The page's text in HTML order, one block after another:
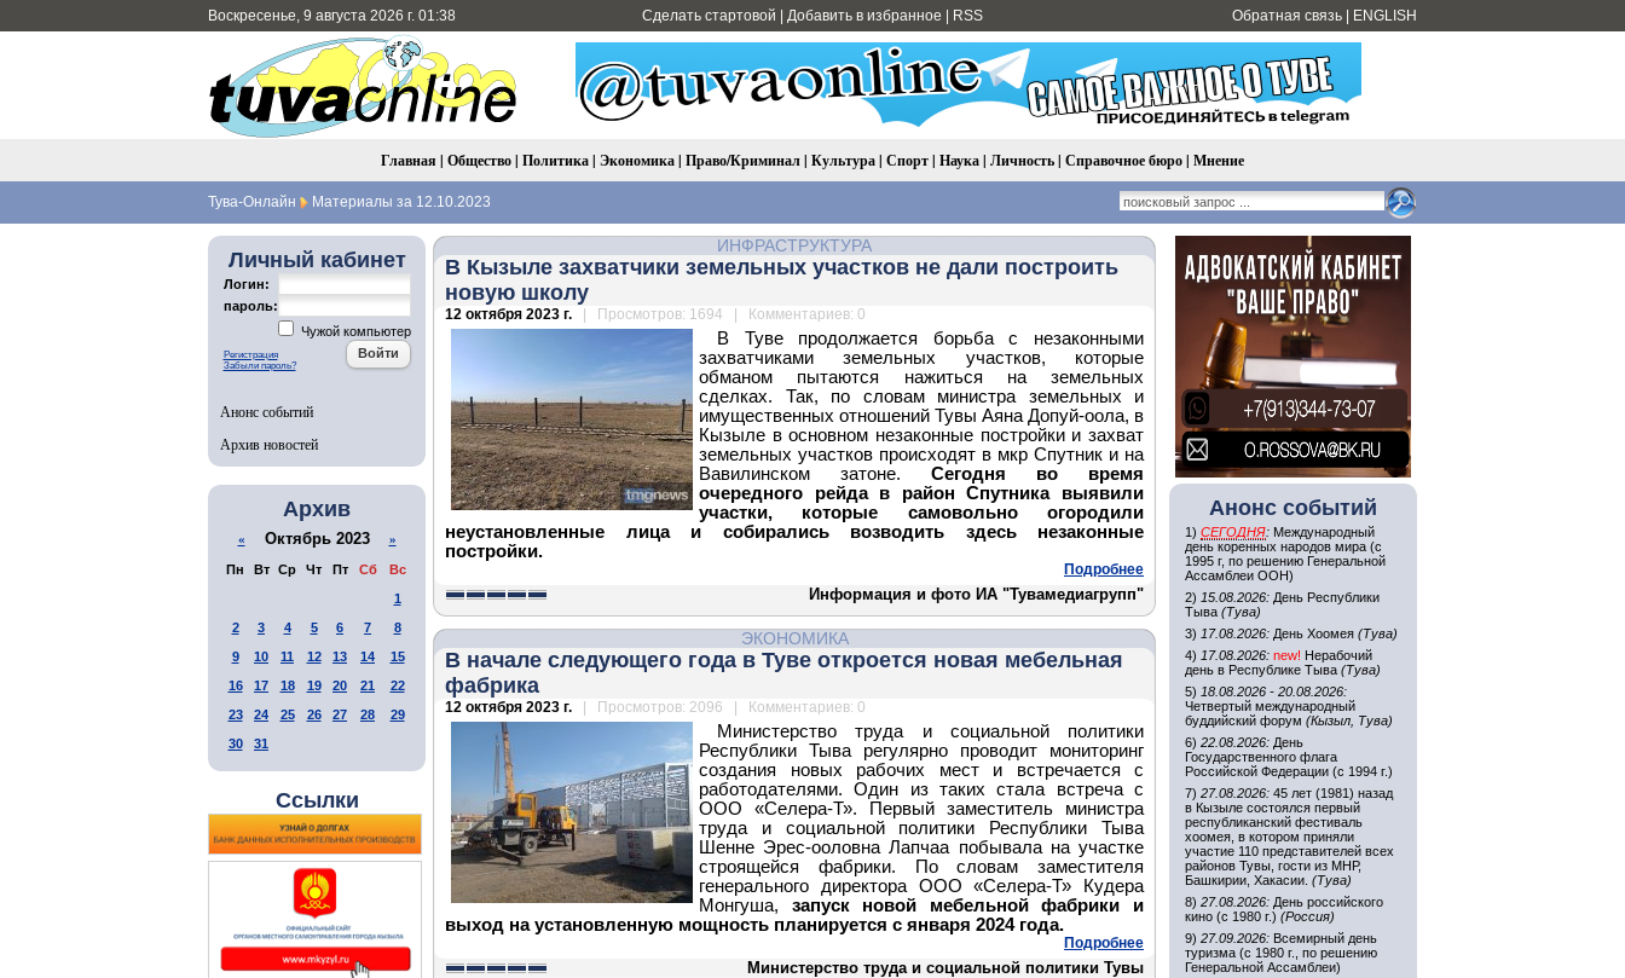
Воскресенье, 9 августа 2026 г. 01:38 Сделать стартовой Добавить в избранное RSS Обратная связь ENGLISH
Главная | Общество| Политика| Экономика| Право/Криминал| Культура| Спорт| Наука| Личность| Справочное бюро| Мнение
Тува-Онлайн Материалы за 12.10.2023
Личный кабинет
Логин:
пароль:
Чужой компьютер
Регистрация
Забыли пароль?
Анонс событий
Архив новостей
Архив
« Октябрь 2023 »
Пн Вт Ср Чт Пт Сб
Вс
1
2
3 4 5 6 7
8
9
10 11 12 13 14
15
16
17 18 19 20 21
22
23
24 25 26 27 28
29
30
31
Ссылки
ИНФРАСТРУКТУРА
В Кызыле захватчики земельных участков не дали построить
новую школу
12 октября 2023 г. | Просмотров: 1694 | Комментариев: 0
В Туве продолжается борьба с незаконными
захватчиками земельных участков, которые
обманом пытаются нажиться на земельных
сделках. Так, по словам министра земельных и
имущественных отношений Тувы Аяна Допуй-оола, в
Кызыле в основном незаконные постройки и захват
земельных участков происходят в мкр Спутник и на
Вавилинском затоне. Сегодня во время
очередного рейда в район Спутника выявили
участки, которые самовольно огородили
неустановленные лица и собирались возводить здесь незаконные
постройки.
Подробнее
Информация и фото ИА "Тувамедиагрупп"
ЭКОНОМИКА
В начале следующего года в Туве откроется новая мебельная
фабрика
12 октября 2023 г. | Просмотров: 2096 | Комментариев: 0
Министерство труда и социальной политики
Республики Тыва регулярно проводит мониторинг
создания новых рабочих мест и встречается с
работодателями. Один из таких стала встреча с
ООО «Селера-Т». Первый заместитель министра
труда и социальной политики Республики Тыва
Шенне Эрес-ооловна Лапчаа побывала на участке
строящейся фабрики. По словам заместителя
генерального директора ООО «Селера-Т» Кудера
Монгуша, запуск новой мебельной фабрики и
выход на установленную мощность планируется с января 2024 года.
Подробнее
Министерство труда и социальной политики Тувы
Анонс событий
1) СЕГОДНЯ: Международный
день коренных народов мира (с
1995 г, по решению Генеральной
Ассамблеи ООН)
2) 15.08.2026: День Республики
Тыва (Тува)
3) 17.08.2026: День Хоомея (Тува)
4) 17.08.2026: new! Нерабочий
день в Республике Тыва (Тува)
5) 18.08.2026 - 20.08.2026:
Четвертый международный
буддийский форум (Кызыл, Тува)
6) 22.08.2026: День
Государственного флага
Российской Федерации (с 1994 г.)
7) 27.08.2026: 45 лет (1981) назад
в Кызыле состоялся первый
республиканский фестиваль
хоомея, в котором приняли
участие 110 представителей всех
районов Тувы, гости из МНР,
Башкирии, Хакасии. (Тува)
8) 27.08.2026: День российского
кино (с 1980 г.) (Россия)
9) 27.09.2026: Всемирный день
туризма (с 1980 г., по решению
Генеральной Ассамблеи)